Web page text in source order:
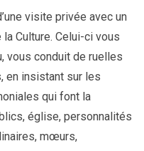
visite privée avec un
Culture. Celui-ci vous
vous conduit de ruelles
en insistant sur les
qui font la
église, personnalités
mœurs,